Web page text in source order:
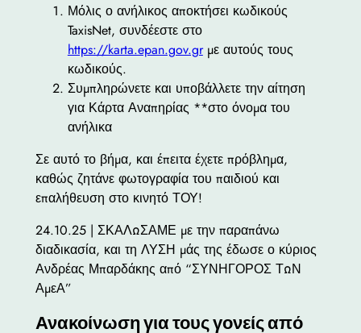
Μόλις ο ανήλικος αποκτήσει κωδικούς
TaxisNet, συνδέεστε στο
https://karta.epan.gov.grμε αυτούς τους
κωδικούς.
Συμπληρώνετε και υποβάλλετε την αίτηση
για Κάρτα Αναπηρίας **στο όνομα του
ανήλικα
Σε αυτό το βήμα, και έπειτα έχετε πρόβλημα,
καθώς ζητάνε φωτογραφία του παιδιού και
επαλήθευση στο κινητό ΤΟΥ!
24.10.25 | ΣΚΑΛΩΣΑΜΕ με την παραπάνω
διαδικασία, και τη ΛΥΣΗ μάς της έδωσε ο κύριος
Ανδρέας Μπαρδάκης από “ΣΥΝΗΓΟΡΟΣ ΤΩΝ
ΑμεΑ”
Ανακοίνωση για τους γονείς από